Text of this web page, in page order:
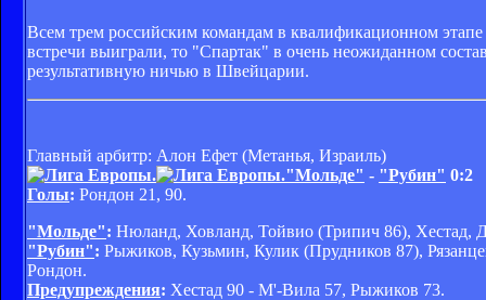
Всем трем российским командам в квалификационном
встречи выиграли, то "Спартак" в очень неожиданном
результативную ничью в Швейцарии.
Главный арбитр: Алон Ефет (Метанья, Израиль)
"Мольде" - "Рубин" 0:2
Голы: Рондон 21, 90.
"Мольде": Нюланд, Ховланд, Тойвио (Трипич 86), Хестад,
"Рубин": Рыжиков, Кузьмин, Кулик (Прудников 87),
Рондон.
Предупреждения: Хестад 90 - М'-Вила 57, Рыжиков 73.